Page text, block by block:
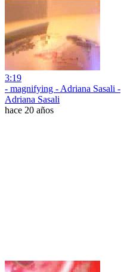
3:19
- magnifying - Adriana Sasali -
Adriana Sasali
hace 20 años